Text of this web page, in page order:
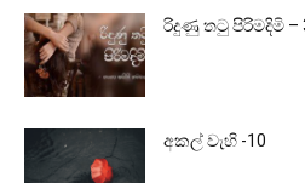
රිදුණු තටු පිරිමදිමි –
අකල් වැහි -10